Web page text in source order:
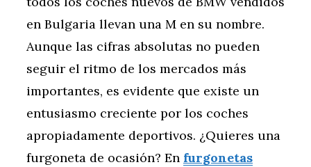
en Bulgaria llevan una M en su nombre.
Aunque las cifras absolutas no pueden
seguir el ritmo de los mercados más
importantes, es evidente que existe un
entusiasmo creciente por los coches
apropiadamente deportivos. ¿Quieres una
furgoneta de ocasión? En furgonetas